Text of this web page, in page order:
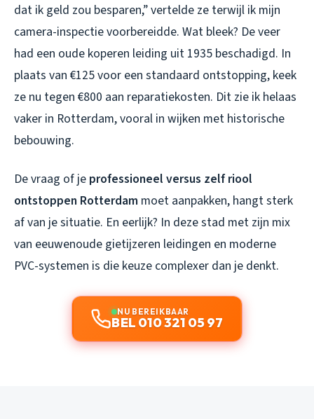
dat ik geld zou besparen,” vertelde ze terwijl ik mijn
camera-inspectie voorbereidde. Wat bleek? De veer
had een oude koperen leiding uit 1935 beschadigd. In
plaats van €125 voor een standaard ontstopping, keek
ze nu tegen €800 aan reparatiekosten. Dit zie ik helaas
vaker in Rotterdam, vooral in wijken met historische
bebouwing.
De vraag of je professioneel versus zelf riool
ontstoppen Rotterdam moet aanpakken, hangt sterk
af van je situatie. En eerlijk? In deze stad met zijn mix
van eeuwenoude gietijzeren leidingen en moderne
PVC-systemen is die keuze complexer dan je denkt.
NU BEREIKBAAR
BEL 010 321 05 97